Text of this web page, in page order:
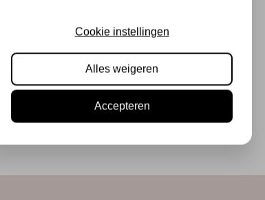
Cookie instellingen
Alles weigeren
Accepteren